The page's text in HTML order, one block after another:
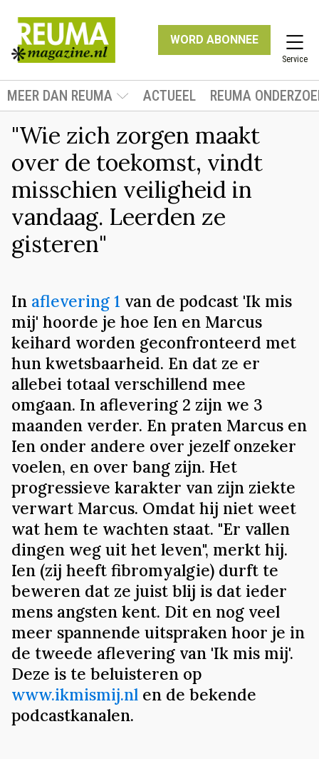
WORD ABONNEE
Service
MEER DAN REUMA ACTUEEL REUMA
"Wie zich zorgen maakt
over de toekomst, vindt
misschien veiligheid in
vandaag. Leerden ze
gisteren"
In aflevering 1 van de podcast 'Ik mis
mij' hoorde je hoe Ien en Marcus
keihard worden geconfronteerd met
hun kwetsbaarheid. En dat ze er
allebei totaal verschillend mee
omgaan. In aflevering 2 zijn we 3
maanden verder. En praten Marcus en
Ien onder andere over jezelf onzeker
voelen, en over bang zijn. Het
progressieve karakter van zijn ziekte
verwart Marcus. Omdat hij niet weet
wat hem te wachten staat. "Er vallen
dingen weg uit het leven", merkt hij.
Ien (zij heeft fibromyalgie) durft te
beweren dat ze juist blij is dat ieder
mens angsten kent. Dit en nog veel
meer spannende uitspraken hoor je in
de tweede aflevering van 'Ik mis mij'.
Deze is te beluisteren op
www.ikmismij.nl en de bekende
podcastkanalen.